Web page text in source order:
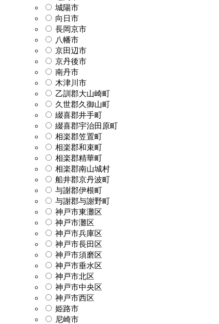
城陽市
向日市
長岡京市
八幡市
京田辺市
京丹後市
南丹市
木津川市
乙訓郡大山崎町
久世郡久御山町
綴喜郡井手町
綴喜郡宇治田原町
相楽郡笠置町
相楽郡和束町
相楽郡精華町
相楽郡南山城村
船井郡京丹波町
与謝郡伊根町
与謝郡与謝野町
神戸市東灘区
神戸市灘区
神戸市兵庫区
神戸市長田区
神戸市須磨区
神戸市垂水区
神戸市北区
神戸市中央区
神戸市西区
姫路市
尼崎市